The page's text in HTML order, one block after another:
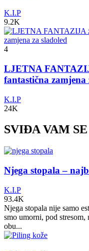
K.I.P
9.2K
4
LJETNA
fantastična zamjena
K.I.P
24K
SVIĐA VAM SE
Njega stopala –
K.I.P
93.4K
Njega stopala nije samo
smo umorni, pod stresom,
obu...